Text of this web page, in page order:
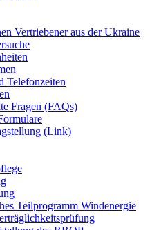
Vertriebener aus der Ukraine
Telefonzeiten
Fragen (FAQs)
(Link)
Teilprogramm Windenergie